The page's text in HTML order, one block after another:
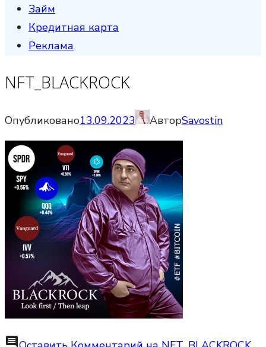
Займ
Кредитная карта
Реклама
NFT_BLACKROCK
Опубликовано13.09.2023 АвторSavostin
comment